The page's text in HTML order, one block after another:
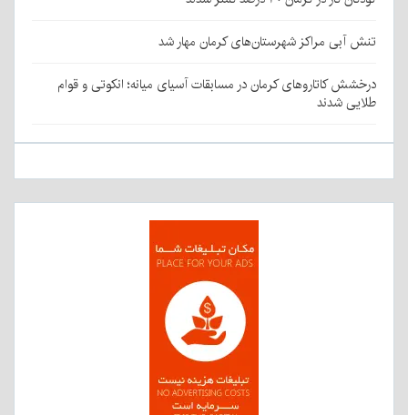
تنش آبی مراکز شهرستان‌های کرمان مهار شد
درخشش کاتاروهای کرمان در مسابقات آسیای میانه؛ انکوتی و قوام
طلایی شدند